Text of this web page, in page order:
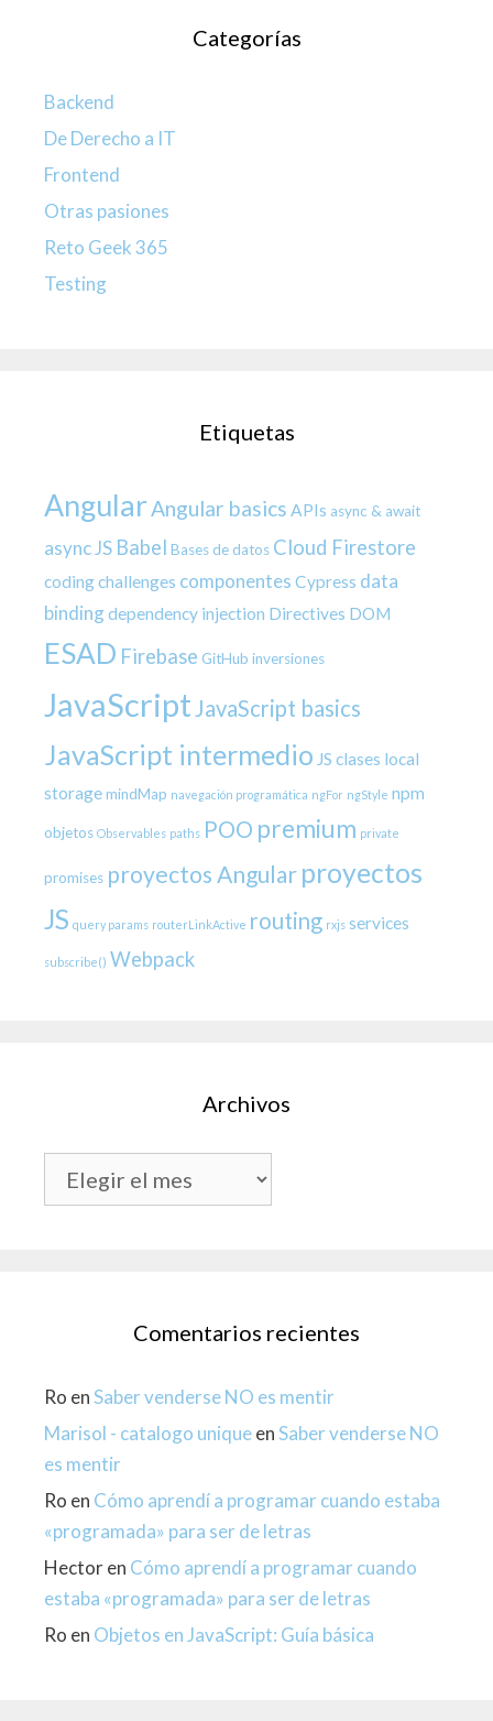
Categorías
Backend
De Derecho a IT
Frontend
Otras pasiones
Reto Geek 365
Testing
Etiquetas
AngularAngular basics APIs async & await
async JS Babel Bases de datos Cloud Firestore
coding challenges componentes Cypress data
binding dependency injection Directives DOM
ESAD Firebase GitHub inversiones
JavaScriptJavaScript basics
JavaScript intermedio JS clases local
storagemindMap navegación programática ngFor ngStyle npm
objetos Observables paths POO premium private
promises proyectos Angular proyectos
JS query params routerLinkActive routing rxjs services
subscribe() Webpack
Archivos
Comentarios recientes
Ro enSaber venderse NO es mentir
Marisol - catalogo uniqueenSaber venderse NO
es mentir
Ro en Cómo aprendí a programar cuando estaba
«programada» para ser de letras
Hectoren Cómo aprendí a programar cuando
estaba «programada» para ser de letras
Ro en Objetos en JavaScript: Guía básica